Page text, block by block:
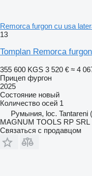
Remorca furgon cu usa
13
Tomplan Remorca
355 600 KGS 3 520 € ≈ 4
Прицеп фургон
2025
Состояние новый
Количество осей 1
Румыния, loc. Tantareni
MAGNUM TOOLS RP SRL
Связаться с продавцом